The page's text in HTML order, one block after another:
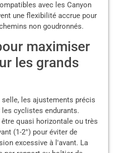
avec les Canyon
une flexibilité accrue pour
non goudronnés.
maximiser
les grands
les ajustements précis
cyclistes endurants.
quasi horizontale ou très
(1-2°) pour éviter de
excessive à l'avant. La